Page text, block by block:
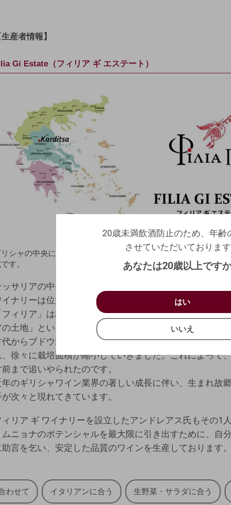
お買い物を続ける カートへ
生産者情報】
Gi Estate（フィリア ギ エステート）
シャの中央に位置するテッサリアは国内最大の平地を有する
す。
ッサリアの中央にカルディツァ県が存在し、県庁所在地
イナリーは位置します。
フィリア」は村の名前で、「ギ」は土地を意味します。
の土地」という意味になります。
代からブドウ栽培が行われてきた地域ではありますが、
、徐々に栽培面積が縮小していきました。これによって
まで追いやられたのです。
年のギリシャワイン業界の著しい成長に伴い、生まれ故
次々と現れてきています。
ィリア ギ ワイナリーを設立したアンドレアス氏もその1人
ムニョナのポテンシャルを最大限に引き出すために、自
助言を乞い、安定した品質のワインを生産しております。
わせて イタリアンに合う 生野菜・サラダに合う
20歳未満飲酒防止のため、年齢
させていただいております
あなたは20歳以上です
はい
いいえ
20歳未満飲酒防止のため、年齢
させていただいております
生年月日を入力してくださ
確認する
キャンセル
ログアウトします。よろしいで
（自動ログインの設定も解除され
はい
いいえ